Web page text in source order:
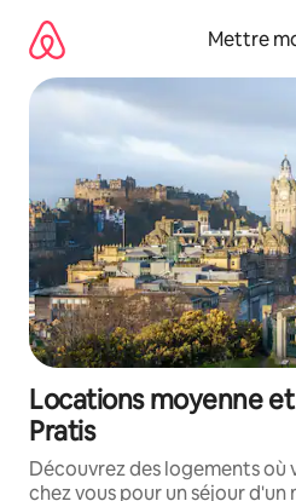
directement
contenu
Mettre
Locations moyenne
Pratis
Découvrez des logements où
chez vous pour un séjour d'un